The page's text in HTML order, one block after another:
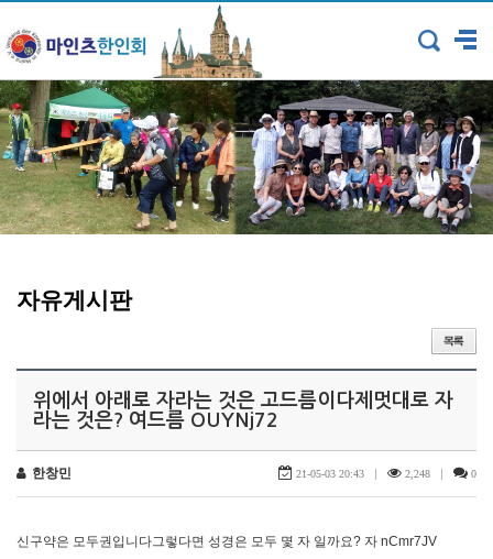
자유게시판
위에서 아래로 자라는 것은 고드름이다제멋대로 자
라는 것은? 여드름 OUYNj72
한창민 21-05-03 20:43 2,248 0
신구약은 모두권입니다그렇다면 성경은 모두 몇 자 일까요? 자 nCmr7JV